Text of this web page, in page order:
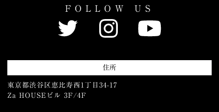
FOLLOW US
住所
東京都渋谷区恵比寿西1丁目34-17
Za HOUSEビル 3F/4F